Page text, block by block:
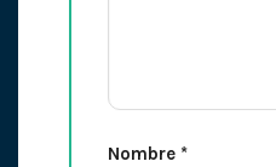
Nombre *